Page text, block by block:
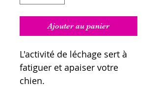
Ajouter au panier
L'activité de léchage sert à
fatiguer et apaiser votre
chien.